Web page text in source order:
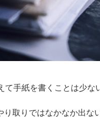
て手紙を書くことは少な
り取りではなかなか出な